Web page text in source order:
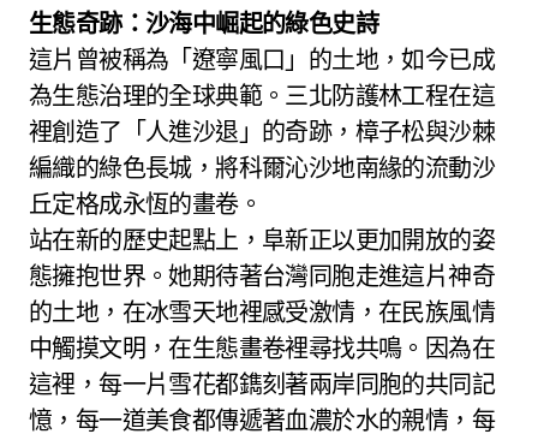
生態奇跡：沙海中崛起的綠色史詩
這片曾被稱為「遼寧風口」的土地，如今已成
為生態治理的全球典範。三北防護林工程在這
裡創造了「人進沙退」的奇跡，樟子松與沙棘
編織的綠色長城，將科爾沁沙地南緣的流動沙
丘定格成永恆的畫卷。
站在新的歷史起點上，阜新正以更加開放的姿
態擁抱世界。她期待著台灣同胞走進這片神奇
的土地，在冰雪天地裡感受激情，在民族風情
中觸摸文明，在生態畫卷裡尋找共鳴。因為在
這裡，每一片雪花都鐫刻著兩岸同胞的共同記
憶，每一道美食都傳遞著血濃於水的親情，每